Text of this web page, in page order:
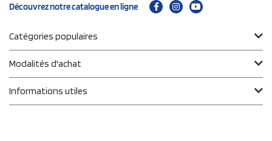
Découvrez notre catalogue en ligne
Catégories populaires
Modalités d'achat
Informations utiles